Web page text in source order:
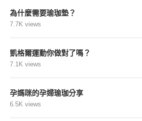
為什麼需要瑜珈墊？
7.7K views
凱格爾運動你做對了嗎？
7.1K views
孕媽咪的孕婦瑜珈分享
6.5K views